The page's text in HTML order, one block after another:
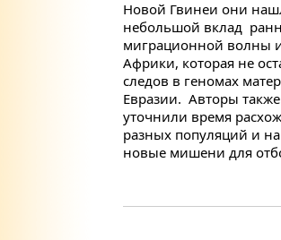
Новой Гвинеи они
небольшой вклад
миграционной волны
Африки, которая не
следов в геномах
Евразии. Авторы также
уточнили время
разных популяций и
новые мишени для